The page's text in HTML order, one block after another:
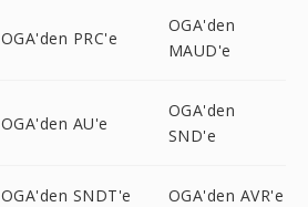
OGA'den PRC'e
OGA'den
MAUD'e
OGA'den AU'e
OGA'den
SND'e
OGA'den SNDT'e OGA'den AVR'e